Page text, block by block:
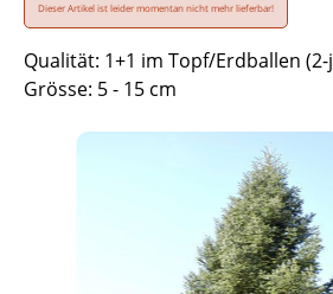
Dieser Artikel ist leider momentan nicht mehr lieferbar!
Qualität: 1+1 im Topf/Erdballen
Grösse: 5 - 15 cm